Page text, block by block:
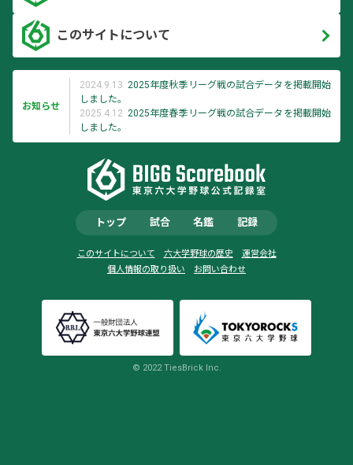
このサイトについて
お知らせ
2024.9.13 2025年度秋季リーグ戦の試合データを掲載開始
しました。
2025.4.12 2025年度春季リーグ戦の試合データを掲載開始
しました。
トップ 試合 名鑑 記録
このサイトについて 六大学野球の歴史
運営会社
個人情報の取り扱い
お問い合わせ
© 2022 TiesBrick Inc.